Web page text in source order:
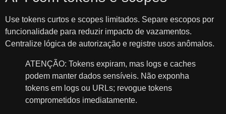
Use tokens curtos e scopes limitados. Separe escopos por
funcionalidade para reduzir impacto de vazamentos.
Centralize lógica de autorização e registre usos anômalos.
ATENÇÃO: Tokens expiram, mas logs e caches
podem manter dados sensíveis. Não exponha
tokens em logs ou URLs; revogue tokens
comprometidos imediatamente.